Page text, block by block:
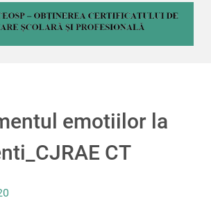
emotiilor la
CT